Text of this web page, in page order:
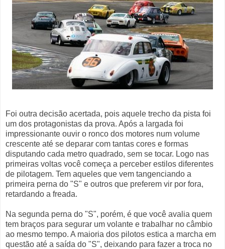
Foi outra decisão acertada, pois aquele trecho da pista foi
um dos protagonistas da prova. Após a largada foi
impressionante ouvir o ronco dos motores num volume
crescente até se deparar com tantas cores e formas
disputando cada metro quadrado, sem se tocar. Logo nas
primeiras voltas você começa a perceber estilos diferentes
de pilotagem. Tem aqueles que vem tangenciando a
primeira perna do "S" e outros que preferem vir por fora,
retardando a freada.
Na segunda perna do "S", porém, é que você avalia quem
tem braços para segurar um volante e trabalhar no câmbio
ao mesmo tempo. A maioria dos pilotos estica a marcha em
questão até a saída do "S", deixando para fazer a troca no